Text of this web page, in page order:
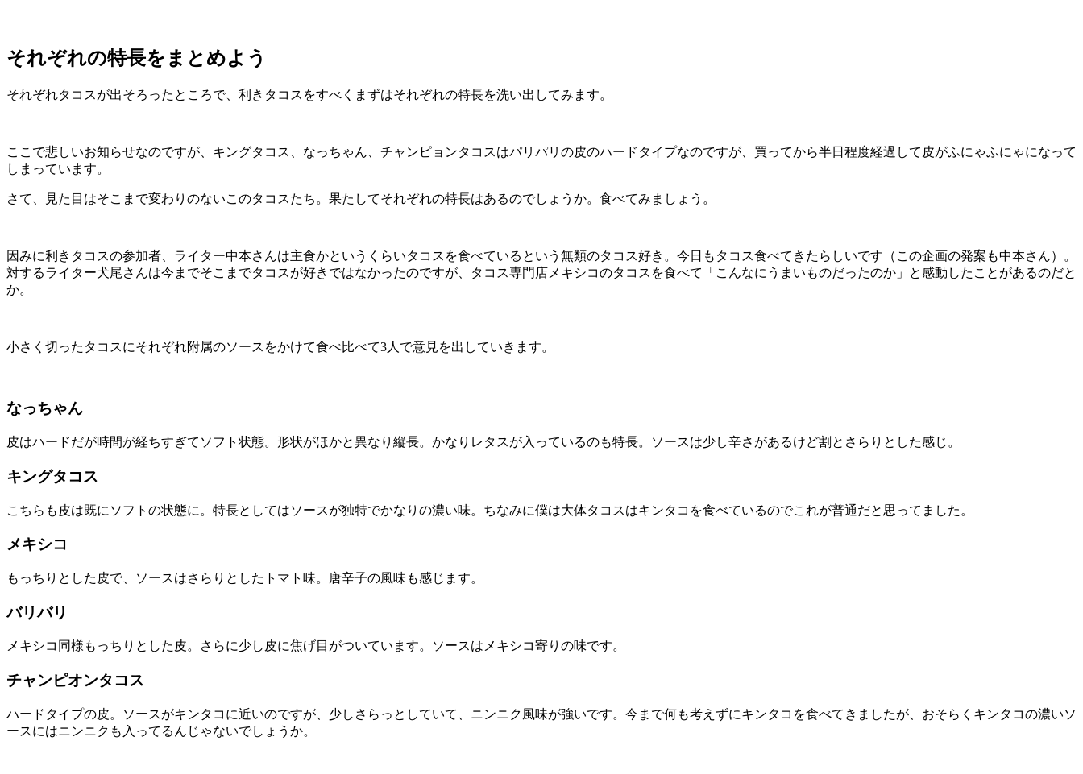
それぞれの特長をまとめよう
それぞれタコスが出そろったところで、利きタコスをすべくまずはそれぞれの特長を洗い出してみます。
ここで悲しいお知らせなのですが、キングタコス、なっちゃん、チャンピョンタコスはパリパリの皮のハードタイプなのですが、買ってから半日程度経過して皮がふにゃふにゃになって
しまっています。
さて、見た目はそこまで変わりのないこのタコスたち。果たしてそれぞれの特長はあるのでしょうか。食べてみましょう。
因みに利きタコスの参加者、ライター中本さんは主食かというくらいタコスを食べているという無類のタコス好き。今日もタコス食べてきたらしいです（この企画の発案も中本さん）。
対するライター犬尾さんは今までそこまでタコスが好きではなかったのですが、タコス専門店メキシコのタコスを食べて「こんなにうまいものだったのか」と感動したことがあるのだと
か。
小さく切ったタコスにそれぞれ附属のソースをかけて食べ比べて3人で意見を出していきます。
なっちゃん
皮はハードだが時間が経ちすぎてソフト状態。形状がほかと異なり縦長。かなりレタスが入っているのも特長。ソースは少し辛さがあるけど割とさらりとした感じ。
キングタコス
こちらも皮は既にソフトの状態に。特長としてはソースが独特でかなりの濃い味。ちなみに僕は大体タコスはキンタコを食べているのでこれが普通だと思ってました。
メキシコ
もっちりとした皮で、ソースはさらりとしたトマト味。唐辛子の風味も感じます。
バリバリ
メキシコ同様もっちりとした皮。さらに少し皮に焦げ目がついています。ソースはメキシコ寄りの味です。
チャンピオンタコス
ハードタイプの皮。ソースがキンタコに近いのですが、少しさらっとしていて、ニンニク風味が強いです。今まで何も考えずにキンタコを食べてきましたが、おそらくキンタコの濃いソ
ースにはニンニクも入ってるんじゃないでしょうか。